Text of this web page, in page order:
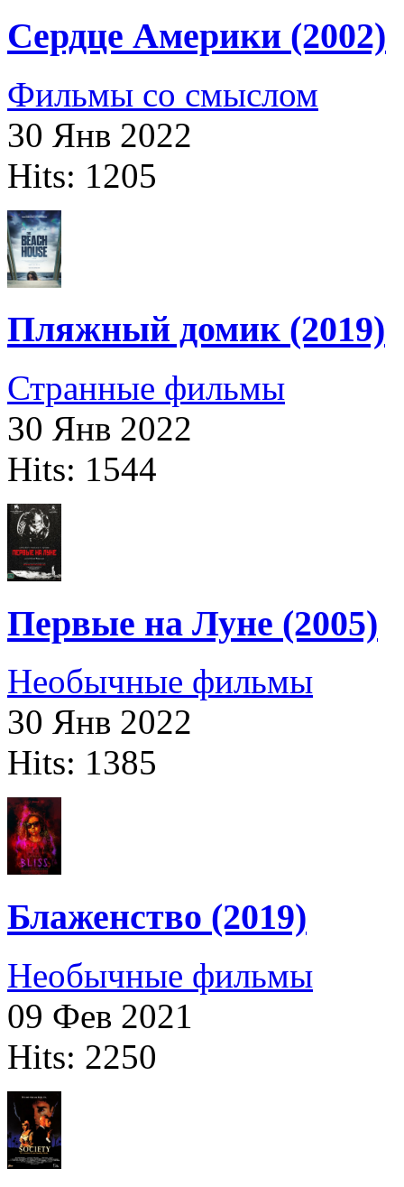
Сердце Америки (2002)
Фильмы со смыслом
30 Янв 2022
Hits: 1205
Пляжный домик (2019)
Странные фильмы
30 Янв 2022
Hits: 1544
Первые на Луне (2005)
Необычные фильмы
30 Янв 2022
Hits: 1385
Блаженство (2019)
Необычные фильмы
09 Фев 2021
Hits: 2250